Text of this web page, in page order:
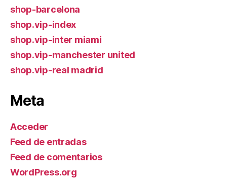
shop-barcelona
shop.vip-index
shop.vip-inter miami
shop.vip-manchester united
shop.vip-real madrid
Meta
Acceder
Feed de entradas
Feed de comentarios
WordPress.org